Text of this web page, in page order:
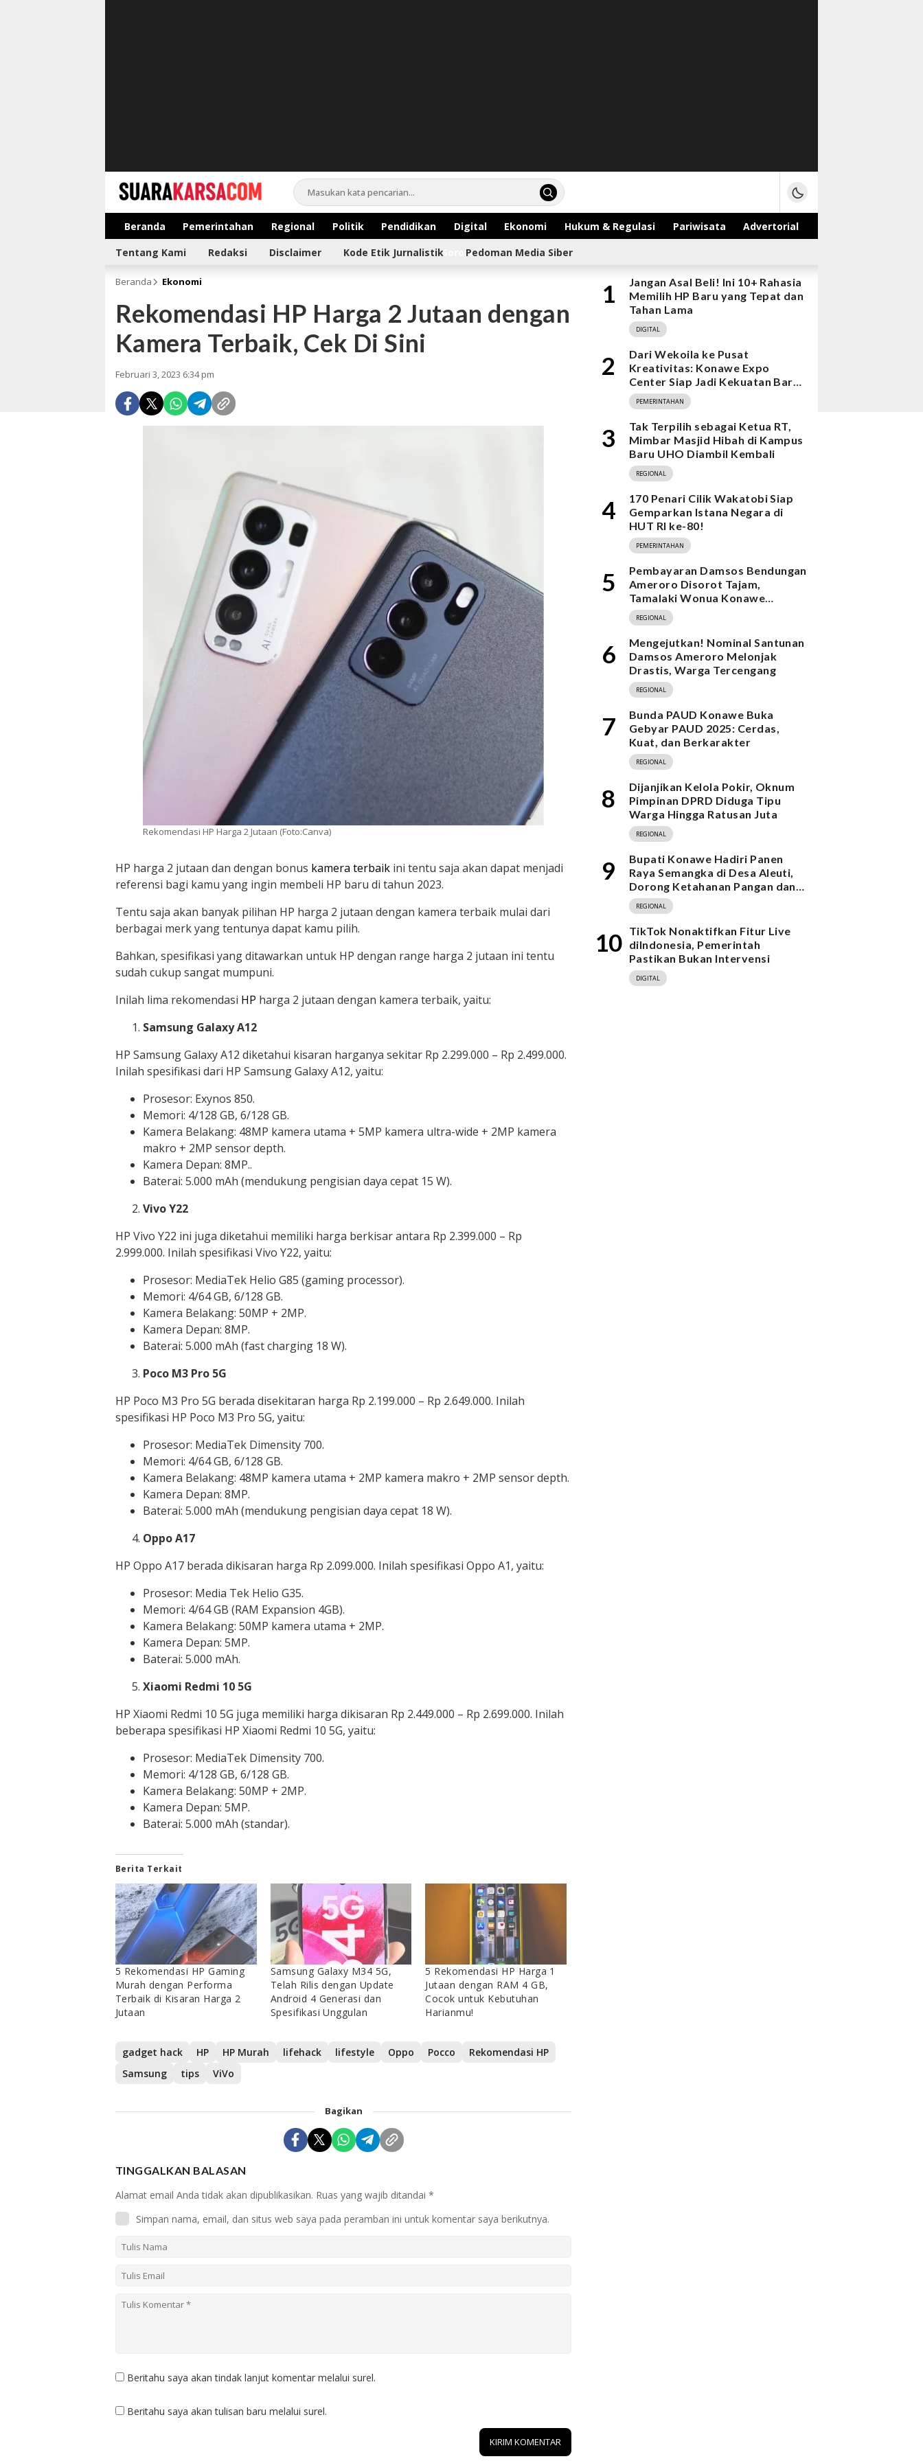
suarakarsa.com
Informasi terpercaya
Beranda Pemerintahan Regional Politik Pendidikan Digital Ekonomi Hukum & Regulasi Pariwisata
Advertorial
Sorotan
Tentang Kami Redaksi Disclaimer Kode Etik Jurnalistik Pedoman Media Siber
Beranda Ekonomi
Rekomendasi HP Harga 2 Jutaan dengan
Kamera Terbaik, Cek Di Sini
Februari 3, 2023 6:34 pm
Rekomendasi HP Harga 2 Jutaan (Foto:Canva)
HP harga 2 jutaan dan dengan bonus kamera terbaik ini tentu saja akan dapat menjadi
referensi bagi kamu yang ingin membeli HP baru di tahun 2023.
Tentu saja akan banyak pilihan HP harga 2 jutaan dengan kamera terbaik mulai dari
berbagai merk yang tentunya dapat kamu pilih.
Bahkan, spesifikasi yang ditawarkan untuk HP dengan range harga 2 jutaan ini tentu
sudah cukup sangat mumpuni.
Inilah lima rekomendasi HP harga 2 jutaan dengan kamera terbaik, yaitu:
Samsung Galaxy A12
HP Samsung Galaxy A12 diketahui kisaran harganya sekitar Rp 2.299.000 – Rp 2.499.000.
Inilah spesifikasi dari HP Samsung Galaxy A12, yaitu:
Prosesor: Exynos 850.
Memori: 4/128 GB, 6/128 GB.
Kamera Belakang: 48MP kamera utama + 5MP kamera ultra-wide + 2MP kamera
makro + 2MP sensor depth.
Kamera Depan: 8MP..
Baterai: 5.000 mAh (mendukung pengisian daya cepat 15 W).
Vivo Y22
HP Vivo Y22 ini juga diketahui memiliki harga berkisar antara Rp 2.399.000 – Rp
2.999.000. Inilah spesifikasi Vivo Y22, yaitu:
Prosesor: MediaTek Helio G85 (gaming processor).
Memori: 4/64 GB, 6/128 GB.
Kamera Belakang: 50MP + 2MP.
Kamera Depan: 8MP.
Baterai: 5.000 mAh (fast charging 18 W).
Poco M3 Pro 5G
HP Poco M3 Pro 5G berada disekitaran harga Rp 2.199.000 – Rp 2.649.000. Inilah
spesifikasi HP Poco M3 Pro 5G, yaitu:
Prosesor: MediaTek Dimensity 700.
Memori: 4/64 GB, 6/128 GB.
Kamera Belakang: 48MP kamera utama + 2MP kamera makro + 2MP sensor depth.
Kamera Depan: 8MP.
Baterai: 5.000 mAh (mendukung pengisian daya cepat 18 W).
Oppo A17
HP Oppo A17 berada dikisaran harga Rp 2.099.000. Inilah spesifikasi Oppo A1, yaitu:
Prosesor: Media Tek Helio G35.
Memori: 4/64 GB (RAM Expansion 4GB).
Kamera Belakang: 50MP kamera utama + 2MP.
Kamera Depan: 5MP.
Baterai: 5.000 mAh.
Xiaomi Redmi 10 5G
HP Xiaomi Redmi 10 5G juga memiliki harga dikisaran Rp 2.449.000 – Rp 2.699.000. Inilah
beberapa spesifikasi HP Xiaomi Redmi 10 5G, yaitu:
Prosesor: MediaTek Dimensity 700.
Memori: 4/128 GB, 6/128 GB.
Kamera Belakang: 50MP + 2MP.
Kamera Depan: 5MP.
Baterai: 5.000 mAh (standar).
Berita Terkait
5 Rekomendasi HP Gaming
Murah dengan Performa
Terbaik di Kisaran Harga 2
Jutaan
Samsung Galaxy M34 5G,
Telah Rilis dengan Update
Android 4 Generasi dan
Spesifikasi Unggulan
5 Rekomendasi HP Harga 1
Jutaan dengan RAM 4 GB,
Cocok untuk Kebutuhan
Harianmu!
gadget hack HP HP Murah lifehack lifestyle Oppo Pocco
Rekomendasi HP
Samsung
tips ViVo
Bagikan
TINGGALKAN BALASAN
Alamat email Anda tidak akan dipublikasikan. Ruas yang wajib ditandai *
Simpan nama, email, dan situs web saya pada peramban ini untuk komentar saya berikutnya.
Beritahu saya akan tindak lanjut komentar melalui surel.
Beritahu saya akan tulisan baru melalui surel.
1
Jangan Asal Beli! Ini 10+ Rahasia
Memilih HP Baru yang Tepat dan
Tahan Lama
DIGITAL
2
Dari Wekoila ke Pusat
Kreativitas: Konawe Expo
Center Siap Jadi Kekuatan Baru
Ekonomi
PEMERINTAHAN
3
Tak Terpilih sebagai Ketua RT,
Mimbar Masjid Hibah di Kampus
Baru UHO Diambil Kembali
REGIONAL
4
170 Penari Cilik Wakatobi Siap
Gemparkan Istana Negara di
HUT RI ke-80!
PEMERINTAHAN
5
Pembayaran Damsos Bendungan
Ameroro Disorot Tajam,
Tamalaki Wonua Konawe
Ungkap Dugaan Ketidakberesan
REGIONAL
6
Mengejutkan! Nominal Santunan
Damsos Ameroro Melonjak
Drastis, Warga Tercengang
REGIONAL
7
Bunda PAUD Konawe Buka
Gebyar PAUD 2025: Cerdas,
Kuat, dan Berkarakter
REGIONAL
8
Dijanjikan Kelola Pokir, Oknum
Pimpinan DPRD Diduga Tipu
Warga Hingga Ratusan Juta
REGIONAL
9
Bupati Konawe Hadiri Panen
Raya Semangka di Desa Aleuti,
Dorong Ketahanan Pangan dan
Program MBG
REGIONAL
10 TikTok Nonaktifkan Fitur Live
diIndonesia, Pemerintah
Pastikan Bukan Intervensi
DIGITAL